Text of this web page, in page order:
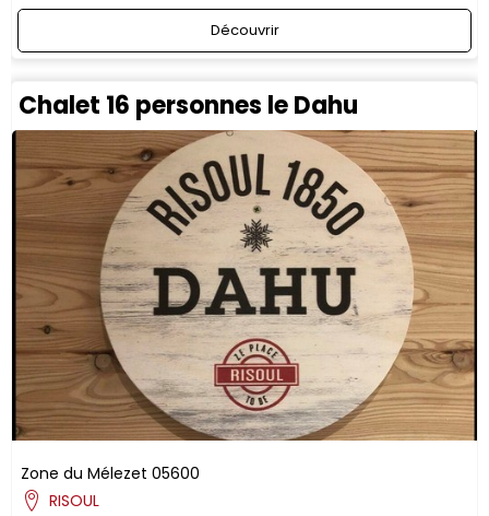
Découvrir
Chalet 16 personnes le Dahu
Zone du Mélezet 05600
RISOUL